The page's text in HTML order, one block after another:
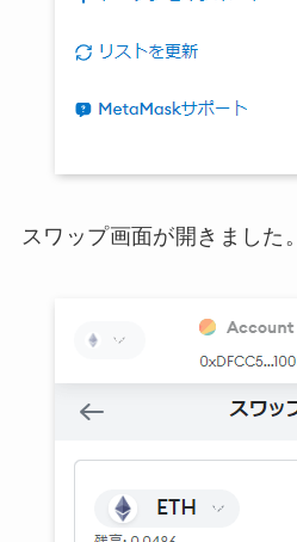
スワップ画面が開きました。